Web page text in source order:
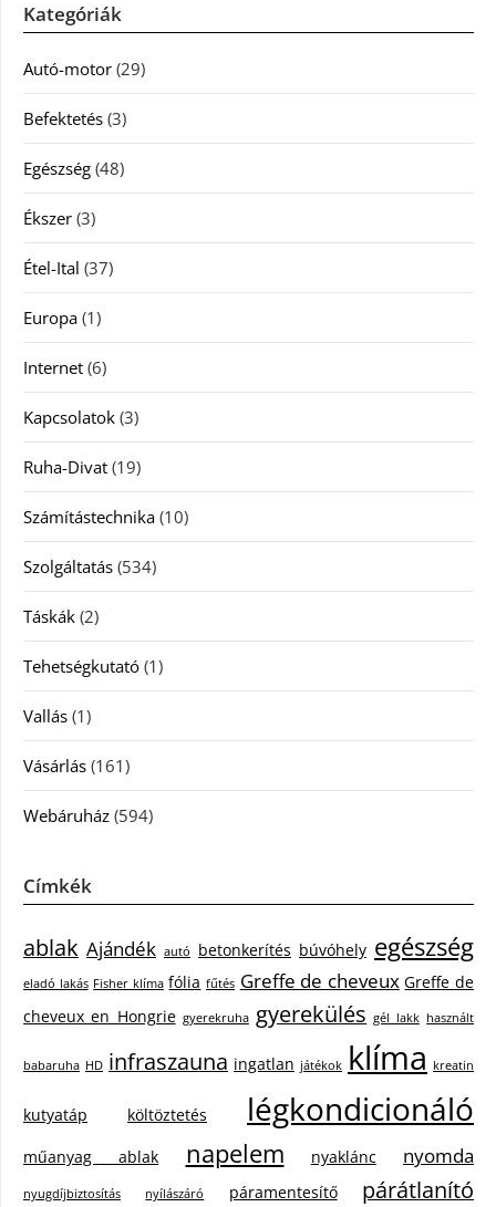
Kategóriák
Autó-motor (29)
Befektetés (3)
Egészség (48)
Ékszer (3)
Étel-Ital (37)
Europa (1)
Internet (6)
Kapcsolatok (3)
Ruha-Divat (19)
Számítástechnika (10)
Szolgáltatás (534)
Táskák (2)
Tehetségkutató (1)
Vallás (1)
Vásárlás (161)
Webáruház (594)
Címkék
ablak Ajándék autó betonkerítés búvóhely egészség
eladó lakás Fisher klíma fólia fűtés Greffe de cheveux Greffe de
cheveux en Hongrie gyerekruha gyerekülés gél lakk használt
babaruha HD infraszauna ingatlan játékok klíma kreatin
kutyatáp költöztetés légkondicionáló
műanyag ablak napelem nyaklánc nyomda
nyugdíjbiztosítás nyílászáró páramentesítő párátlanító